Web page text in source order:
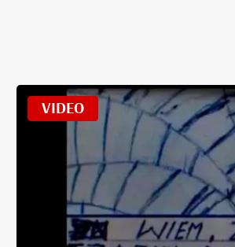
VIDEO